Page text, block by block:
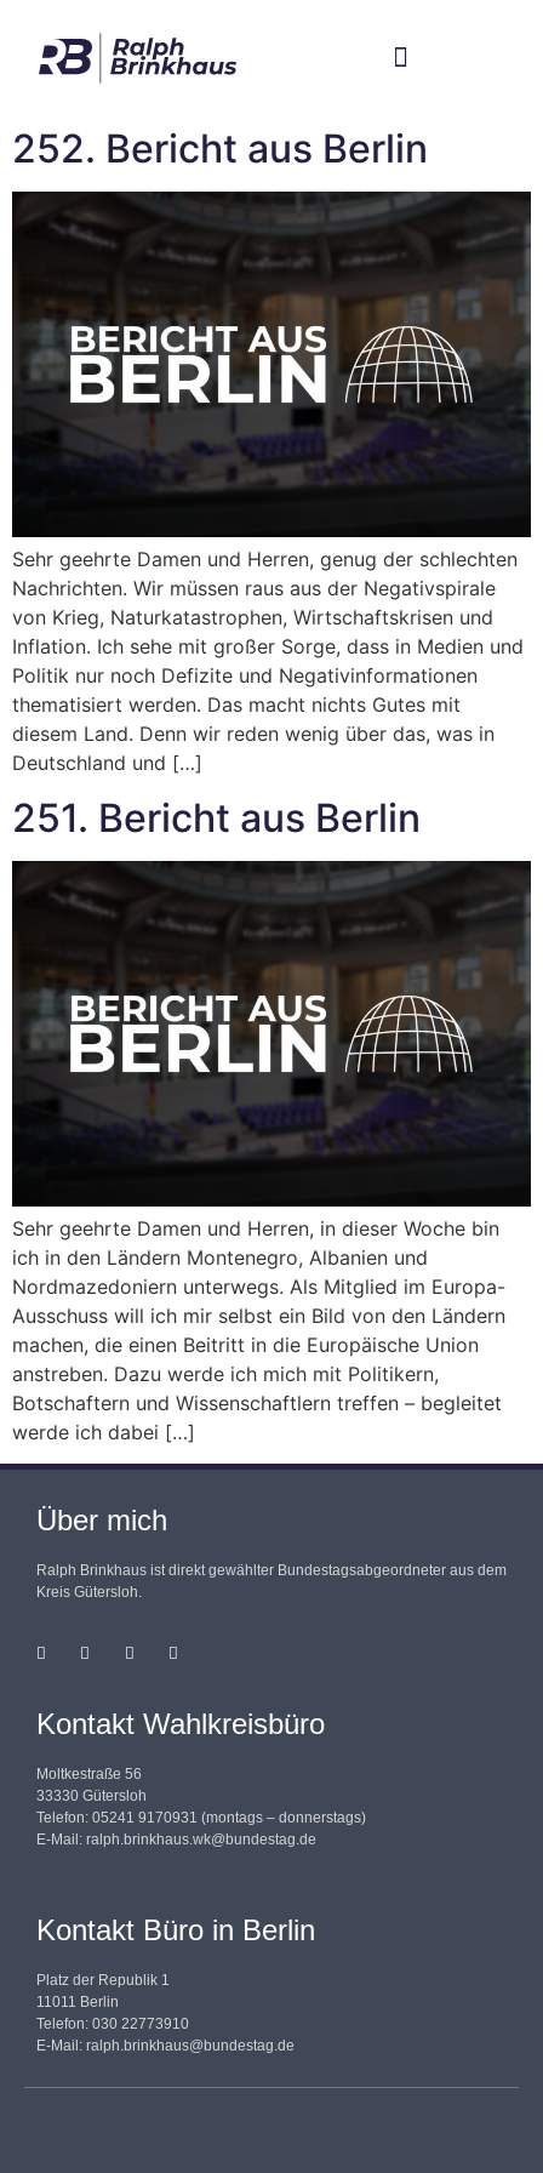
252. Bericht aus Berlin
Sehr geehrte Damen und Herren, genug der schlechten
Nachrichten. Wir müssen raus aus der Negativspirale
von Krieg, Naturkatastrophen, Wirtschaftskrisen und
Inflation. Ich sehe mit großer Sorge, dass in Medien und
Politik nur noch Defizite und Negativinformationen
thematisiert werden. Das macht nichts Gutes mit
diesem Land. Denn wir reden wenig über das, was in
Deutschland und […]
251. Bericht aus Berlin
Sehr geehrte Damen und Herren, in dieser Woche bin
ich in den Ländern Montenegro, Albanien und
Nordmazedoniern unterwegs. Als Mitglied im Europa-
Ausschuss will ich mir selbst ein Bild von den Ländern
machen, die einen Beitritt in die Europäische Union
anstreben. Dazu werde ich mich mit Politikern,
Botschaftern und Wissenschaftlern treffen – begleitet
werde ich dabei […]
Über mich
Ralph Brinkhaus ist direkt gewählter Bundestagsabgeordneter aus dem
Kreis Gütersloh.
Kontakt Wahlkreisbüro
Moltkestraße 56
33330 Gütersloh
Telefon: 05241 9170931 (montags – donnerstags)
E-Mail: ralph.brinkhaus.wk@bundestag.de
Kontakt Büro in Berlin
Platz der Republik 1
11011 Berlin
Telefon: 030 22773910
E-Mail: ralph.brinkhaus@bundestag.de